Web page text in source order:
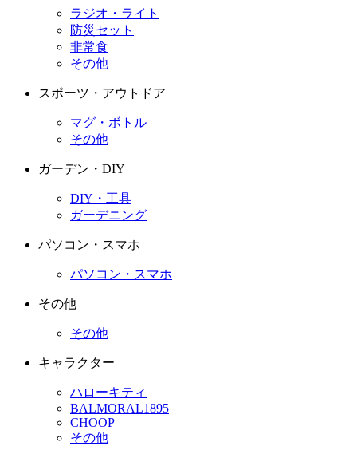
ラジオ・ライト
防災セット
非常食
その他
スポーツ・アウトドア
マグ・ボトル
その他
ガーデン・DIY
DIY・工具
ガーデニング
パソコン・スマホ
パソコン・スマホ
その他
その他
キャラクター
ハローキティ
BALMORAL1895
CHOOP
その他